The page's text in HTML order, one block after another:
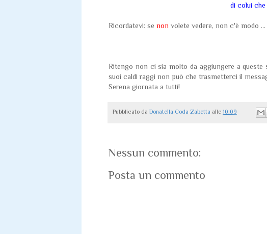
di colui che
Ricordatevi: se non volete vedere, non c'è modo
Ritengo non ci sia molto da aggiungere a queste
suoi caldi raggi non può che trasmetterci il
Serena giornata a tutti!
Pubblicato da Donatella Coda Zabetta alle 10:09
Nessun commento:
Posta un commento